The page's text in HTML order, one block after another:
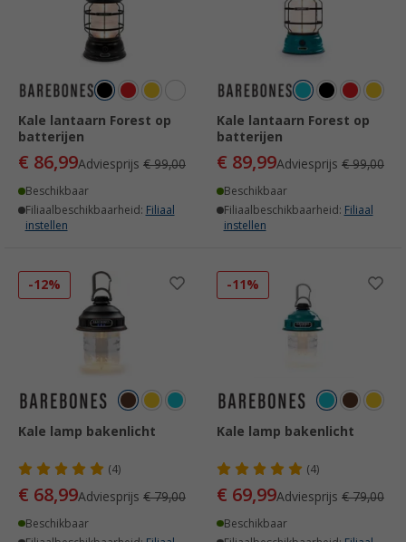
Kale lantaarn Forest op
batterijen
€ 86,99Adviesprijs € 99,00
Beschikbaar
Filiaalbeschikbaarheid: Filiaal
instellen
Kale lantaarn Forest op
batterijen
€ 89,99Adviesprijs € 99,00
Beschikbaar
Filiaalbeschikbaarheid: Filiaal
instellen
-12%
Kale lamp bakenlicht
(4)
€ 68,99Adviesprijs € 79,00
Beschikbaar
-11%
Kale lamp bakenlicht
(4)
€ 69,99Adviesprijs € 79,00
Beschikbaar